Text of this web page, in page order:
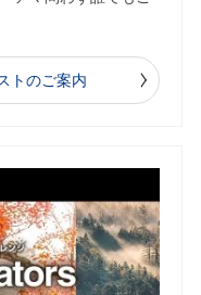
トのご案内